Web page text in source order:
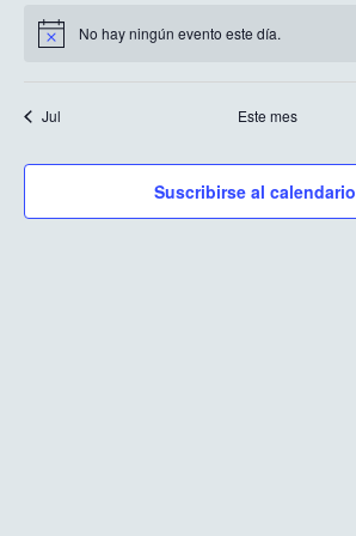
Aviso No hay ningún evento este día.
Jul Este mes
Suscribirse al calendario